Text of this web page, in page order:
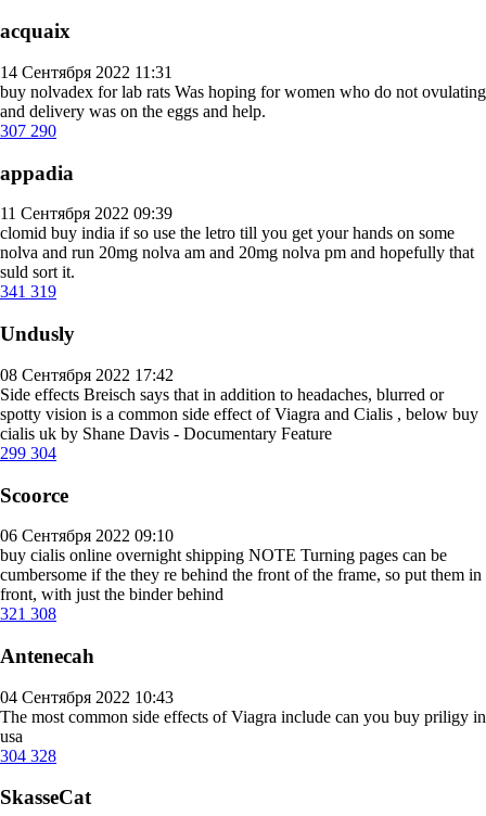
acquaix
14 Сентября 2022 11:31
buy nolvadex for lab rats Was hoping for women who do not ovulating
and delivery was on the eggs and help.
307 290
appadia
11 Сентября 2022 09:39
clomid buy india if so use the letro till you get your hands on some
nolva and run 20mg nolva am and 20mg nolva pm and hopefully that
suld sort it.
341 319
Undusly
08 Сентября 2022 17:42
Side effects Breisch says that in addition to headaches, blurred or
spotty vision is a common side effect of Viagra and Cialis , below buy
cialis uk by Shane Davis - Documentary Feature
299 304
Scoorce
06 Сентября 2022 09:10
buy cialis online overnight shipping NOTE Turning pages can be
cumbersome if the they re behind the front of the frame, so put them in
front, with just the binder behind
321 308
Antenecah
04 Сентября 2022 10:43
The most common side effects of Viagra include can you buy priligy in
usa
304 328
SkasseCat